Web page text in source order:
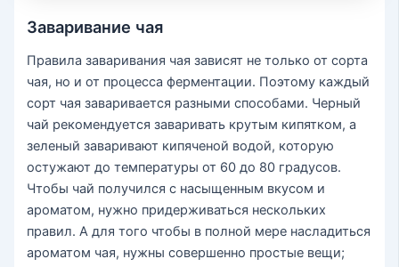
Заваривание чая
Правила заваривания чая зависят не только от сорта
чая, но и от процесса ферментации. Поэтому каждый
сорт чая заваривается разными способами. Черный
чай рекомендуется заваривать крутым кипятком, а
зеленый заваривают кипяченой водой, которую
остужают до температуры от 60 до 80 градусов.
Чтобы чай получился с насыщенным вкусом и
ароматом, нужно придерживаться нескольких
правил. А для того чтобы в полной мере насладиться
ароматом чая, нужны совершенно простые вещи;